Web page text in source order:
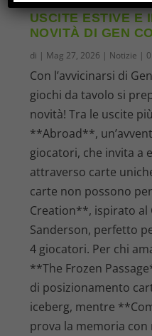
USCITE ESTIVE E
NOVITÀ DI GEN
di | Mag 27, 2026 | Notizie | 0
Con l’avvicinarsi di
giochi da tavolo si
novità! Tra le uscite
**Abroad**,
giocatori, che invita a
attraverso carte
carte non possono
Creation**, ispirato al
Sanderson, perfetto
4 giocatori. Per chi
**The Frozen
di posizionamento
iceberg, mentre
prova la memoria